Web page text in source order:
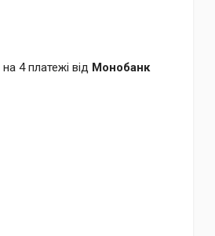
на 4 платежі від Монобанк